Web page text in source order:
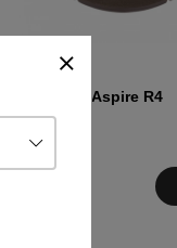
Hub Kapsel Aspire R4
98DKK